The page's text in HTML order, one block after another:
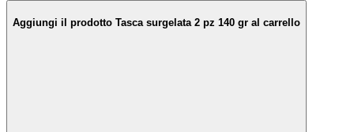
Aggiungi il prodotto Tasca surgelata 2 pz 140 gr al carrello